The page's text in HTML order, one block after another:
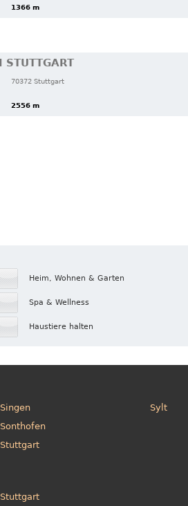
1366 m
STUTTGART
70372 Stuttgart
2556 m
Heim, Wohnen & Garten
Spa & Wellness
Haustiere halten
Singen
Sonthofen
Stuttgart
Sylt
Stuttgart